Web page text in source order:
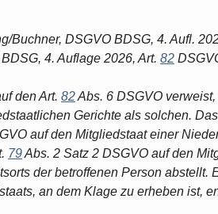
Buchner, DSGVO BDSG, 4. Aufl.
4. Auflage 2026, Art. 82
den Art. 82Abs. 6 DSGVO
Gerichte als solchen.
auf den Mitgliedstaat einer
79Abs. 2 Satz 2 DSGVO auf den
der betroffenen Person abstellt.
an dem Klage zu erheben ist,